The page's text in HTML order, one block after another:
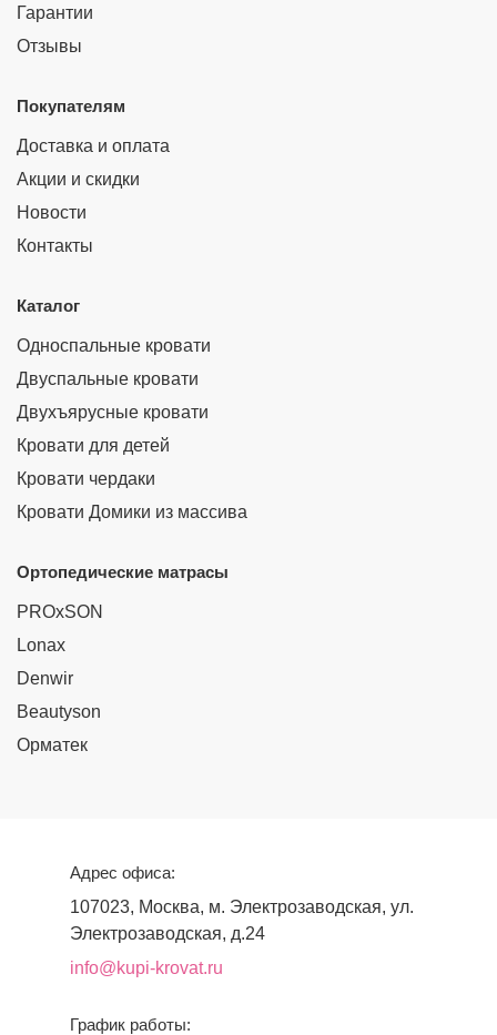
Гарантии
Отзывы
Покупателям
Доставка и оплата
Акции и скидки
Новости
Контакты
Каталог
Односпальные кровати
Двуспальные кровати
Двухъярусные кровати
Кровати для детей
Кровати чердаки
Кровати Домики из массива
Ортопедические матрасы
PROxSON
Lonax
Denwir
Beautyson
Орматек
Адрес офиса:
107023, Москва, м. Электрозаводская, ул.
Электрозаводская, д.24
info@kupi-krovat.ru
График работы: